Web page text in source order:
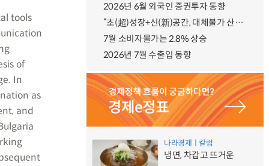
tools
of
In
as
and
2026년 6월 외국인 증권투자 동향
“초(超)성장+신(新)공간, 대체불가 산업강국”
7월 소비자물가는 2.8% 상승
2026년 7월 수출입 동향
나라경제ㅣ칼럼
냉면, 차갑고 뜨거운